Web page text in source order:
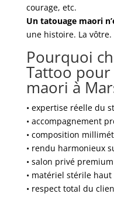
courage, etc.
Un tatouage maori
une histoire. La vôtre.
Pourquoi
Tattoo
maori à
• expertise réelle du
• accompagnement
• composition
• rendu harmonieux
• salon privé premium
• matériel stérile haut
• respect total du